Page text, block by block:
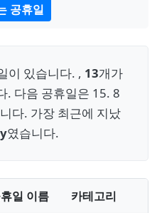
공휴일
이 있습니다. , 13개가
. 다음 공휴일은 15. 8
다. 가장 최근에 지났
였습니다.
일 이름 카테고리